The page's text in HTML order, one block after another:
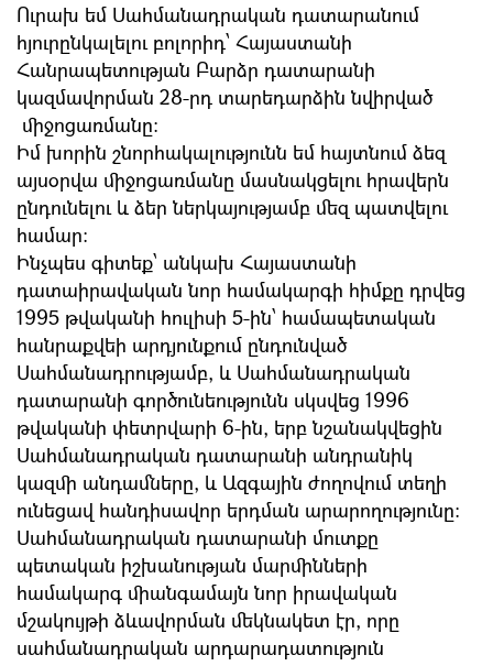
Ուրախ եմ Սահմանադրական դատարանում
հյուրընկալելու բոլորիդ՝ Հայաստանի
Հանրապետության Բարձր դատարանի
կազմավորման 28-րդ տարեդարձին նվիրված
միջոցառմանը:
Իմ խորին շնորհակալությունն եմ հայտնում ձեզ
այսօրվա միջոցառմանը մասնակցելու հրավերն
ընդունելու և ձեր ներկայությամբ մեզ պատվելու
համար:
Ինչպես գիտեք՝ անկախ Հայաստանի
դատաիրավական նոր համակարգի հիմքը դրվեց
1995 թվականի հուլիսի 5-ին՝ համապետական
հանրաքվեի արդյունքում ընդունված
Սահմանադրությամբ, և Սահմանադրական
դատարանի գործունեությունն սկսվեց 1996
թվականի փետրվարի 6-ին, երբ նշանակվեցին
Սահմանադրական դատարանի անդրանիկ
կազմի անդամները, և Ազգային ժողովում տեղի
ունեցավ հանդիսավոր երդման արարողությունը։
Սահմանադրական դատարանի մուտքը
պետական իշխանության մարմինների
համակարգ միանգամայն նոր իրավական
մշակույթի ձևավորման մեկնակետ էր, որը
սահմանադրական արդարադատություն